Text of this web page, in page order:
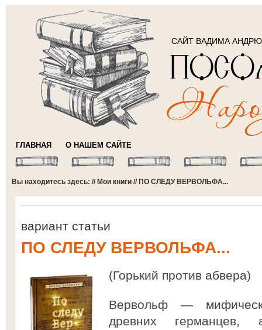
САЙТ ВАДИМА
ГЛАВНАЯ О НАШЕМ САЙТЕ
Вы находитесь здесь: // Мои книги // ПО СЛЕДУ ВЕРВОЛЬФА...
вариант статьи
ПО СЛЕДУ ВЕРВОЛЬФА...
(Горький против абвера)
Вервольф —
древних германцев,